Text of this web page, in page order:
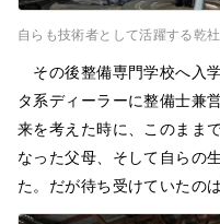
自らも技術者として活躍する乾
その後整備専門学校へ入
タ系ディーラーに整備士兼
来を考えた時に、このまま
なった父母、そして自らの
た。だが待ち受けていたの